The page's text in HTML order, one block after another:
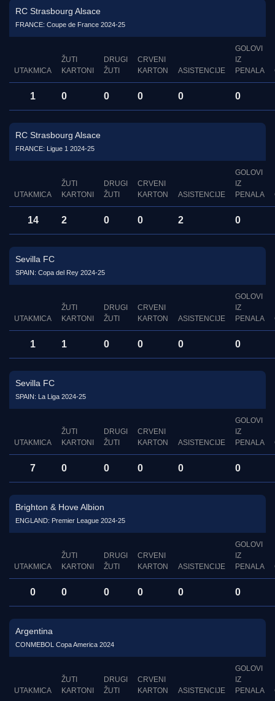
RC Strasbourg Alsace
FRANCE: Coupe de France 2024-25
UTAKMICA
ŽUTI
KARTONI
DRUGI
ŽUTI
CRVENI
KARTON
ASISTENCIJE
GOLOVI
IZ
PENALA
1 0 0 0 0 0
RC Strasbourg Alsace
FRANCE: Ligue 1 2024-25
UTAKMICA
ŽUTI
KARTONI
DRUGI
ŽUTI
CRVENI
KARTON
ASISTENCIJE
GOLOVI
IZ
PENALA
14 2 0 0 2 0
Sevilla FC
SPAIN: Copa del Rey 2024-25
UTAKMICA
ŽUTI
KARTONI
DRUGI
ŽUTI
CRVENI
KARTON
ASISTENCIJE
GOLOVI
IZ
PENALA
1 1 0 0 0 0
Sevilla FC
SPAIN: La Liga 2024-25
UTAKMICA
ŽUTI
KARTONI
DRUGI
ŽUTI
CRVENI
KARTON
ASISTENCIJE
GOLOVI
IZ
PENALA
7 0 0 0 0 0
Brighton & Hove Albion
ENGLAND: Premier League 2024-25
UTAKMICA
ŽUTI
KARTONI
DRUGI
ŽUTI
CRVENI
KARTON
ASISTENCIJE
GOLOVI
IZ
PENALA
0 0 0 0 0 0
Argentina
CONMEBOL Copa America 2024
UTAKMICA
ŽUTI
KARTONI
DRUGI
ŽUTI
CRVENI
KARTON
ASISTENCIJE
GOLOVI
IZ
PENALA